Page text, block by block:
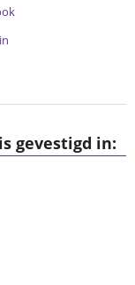
gevestigd in: